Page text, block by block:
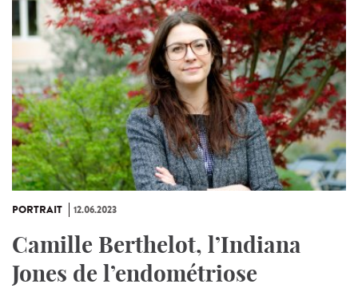
PORTRAIT 12.06.2023
Camille Berthelot, l’Indiana
Jones de l’endométriose